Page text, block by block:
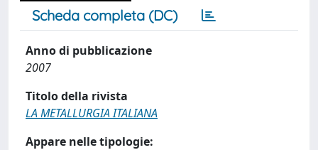
Scheda completa (DC)
Anno di pubblicazione
2007
Titolo della rivista
LA METALLURGIA ITALIANA
Appare nelle tipologie: